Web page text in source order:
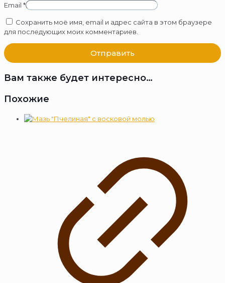
Email *
Сохранить моё имя, email и адрес сайта в этом браузере
для последующих моих комментариев.
Вам также будет интересно…
Похожие